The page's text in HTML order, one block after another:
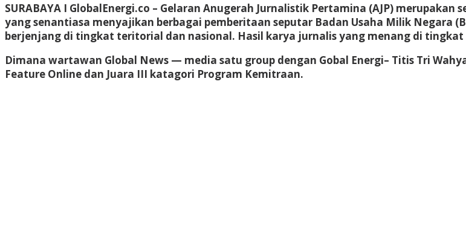
SURABAYA I GlobalEnergi.co – Gelaran Anugerah Jurnalistik Pertamina (AJP)
yang senantiasa menyajikan berbagai pemberitaan seputar Badan Usaha Milik Negara
berjenjang di tingkat teritorial dan nasional. Hasil karya jurnalis yang menang di
Dimana wartawan Global News — media satu group dengan Gobal Energi– Titis Tri
Feature Online dan Juara III katagori Program Kemitraan.